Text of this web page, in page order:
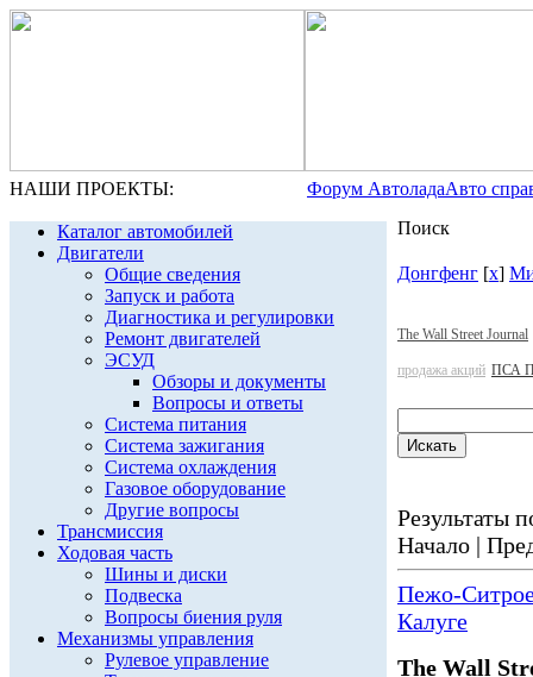
НАШИ ПРОЕКТЫ: Форум АвтоладаАвто
Каталог автомобилей
Двигатели
Общие сведения
Запуск и работа
Диагностика и регулировки
Ремонт двигателей
ЭСУД
Обзоры и документы
Вопросы и ответы
Система питания
Система зажигания
Система охлаждения
Газовое оборудование
Другие вопросы
Трансмиссия
Ходовая часть
Шины и диски
Подвеска
Вопросы биения руля
Механизмы управления
Рулевое управление
Поиск
Донгфенг [x]
The Wall Street Journal
продажа акций ПСА
Результаты
Начало |
Пежо-
Калуге
The Wall